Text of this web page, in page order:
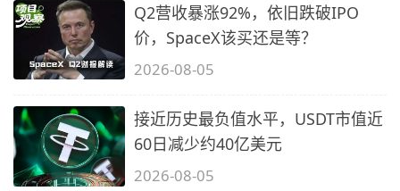
Q2营收暴涨92%，依旧跌破IPO
价，SpaceX该买还是等？
2026-08-05
接近历史最负值水平，USDT市值近
60日减少约40亿美元
2026-08-05